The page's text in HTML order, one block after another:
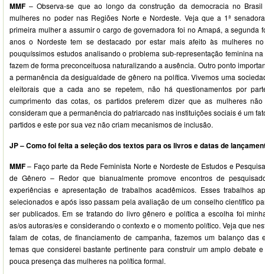
MMF– Observa-se que ao longo da construção da democracia no
mulheres no poder nas Regiões Norte e Nordeste. Veja que a 1ª
primeira mulher a assumir o cargo de governadora foi no Amapá, a segunda
anos o Nordeste tem se destacado por estar mais afeito às mulheres
pouquíssimos estudos analisando o problema sub-representação feminina
fazem de forma preconceituosa naturalizando a ausência. Outro ponto
a permanência da desigualdade de gênero na política. Vivemos uma
eleitorais que a cada ano se repetem, não há questionamentos por
cumprimento das cotas, os partidos preferem dizer que as mulheres
consideram que a permanência do patriarcado nas instituições sociais é um
partidos e este por sua vez não criam mecanismos de inclusão.
JP – Como foi feita a seleção dos textos para os livros e datas de
MMF– Faço parte da Rede Feminista Norte e Nordeste de Estudos e
de Gênero – Redor que bianualmente promove encontros de
experiências e apresentação de trabalhos acadêmicos. Esses trabalhos
selecionados e após isso passam pela avaliação de um conselho científico
ser publicados. Em se tratando do livro gênero e política a escolha foi
as/os autoras/es e considerando o contexto e o momento político. Veja que
falam de cotas, de financiamento de campanha, fazemos um balanço das
temas que considerei bastante pertinente para construir um amplo debate
pouca presença das mulheres na política formal.